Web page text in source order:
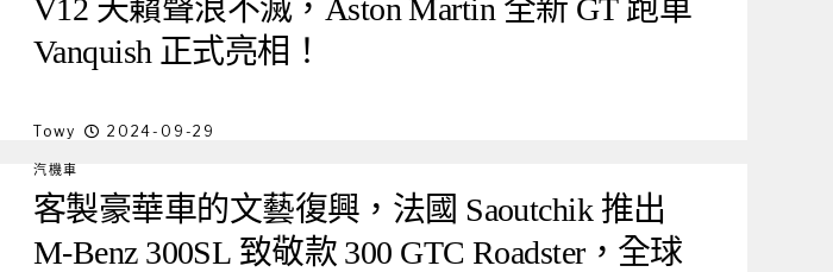
V12 天籟聲浪不滅，Aston Martin 全新 GT 跑車
Vanquish 正式亮相！
Towy 2024-09-29
汽機車
客製豪華車的文藝復興，法國 Saoutchik 推出
M-Benz 300SL 致敬款 300 GTC Roadster，全球